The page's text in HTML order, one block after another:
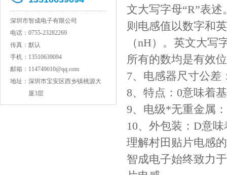
JOHANSON代理1812 1KV 100NF X7R高压贴片电容
深圳市智成电子有限公司
电话： 0755-23282269
传真： 默认
手机： 13510639094
邮箱： 114749610@qq.com
地址： 深圳市宝安区西乡镇桃源大
厦3层
文大写字母“R”表
则电感值以数字和
（nH）。英文大写
所有的数均是有效
7、电感器尺寸公差
8、特点：0意味着
9、电级*无重金属
10、外包装：D意
理解村田贴片电感
智成电子始终致力